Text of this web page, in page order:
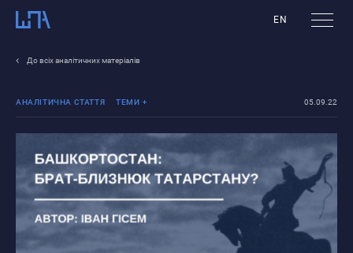
EN
До всіх аналітичних матеріалів
АНАЛІТИЧНА СТАТТЯ ТЕМИ
Політичні
процеси Росії
05.09.22